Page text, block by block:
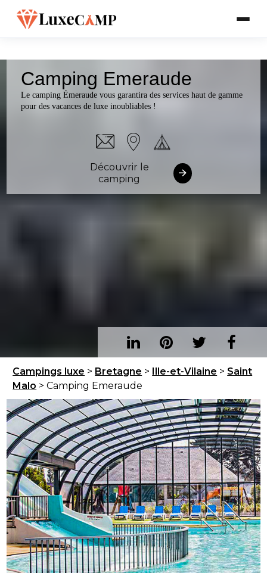
Camping Emeraude
Le camping Émeraude vous garantira des services haut de gamme
pour des vacances de luxe inoubliables !
Découvrir le
camping
Campings luxe > Bretagne > Ille-et-Vilaine > Saint
Malo > Camping Emeraude